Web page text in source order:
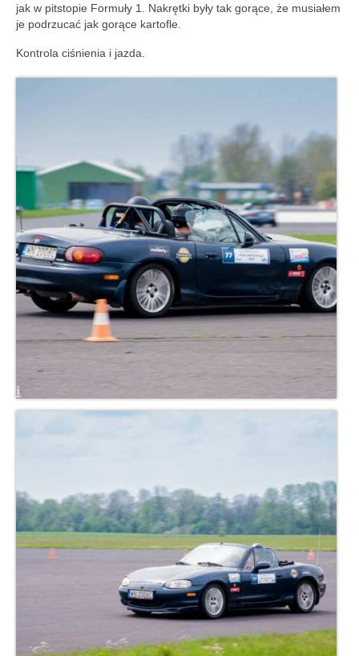
jak w pitstopie Formuły 1. Nakrętki były tak gorące, że musiałem
je podrzucać jak gorące kartofle.
Kontrola ciśnienia i jazda.